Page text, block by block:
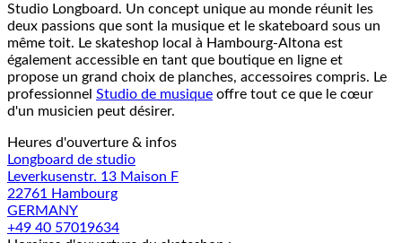
Studio Longboard. Un concept unique au monde réunit les
deux passions que sont la musique et le skateboard sous un
même toit. Le skateshop local à Hambourg-Altona est
également accessible en tant que boutique en ligne et
propose un grand choix de planches, accessoires compris. Le
professionnel Studio de musique offre tout ce que le cœur
d'un musicien peut désirer.
Heures d'ouverture & infos
Longboard de studio
Leverkusenstr. 13 Maison F
22761 Hambourg
GERMANY
+49 40 57019634